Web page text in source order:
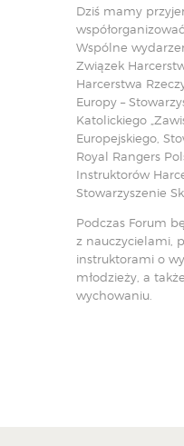
Dziś mamy
Wspólne
Związek
Harcerstwa
Europy –
Katolickiego
Europejskiego,
Royal Rangers
Instruktorów
Stowarzyszenie
Podczas Forum
z nauczycielami,
instruktorami o
młodzieży, a
wychowaniu.